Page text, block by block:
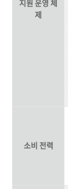
지원 운영 체
제
소비 전력